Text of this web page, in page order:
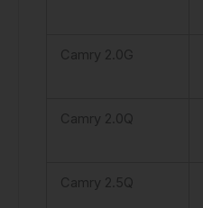
Camry 2.0G
Camry 2.0Q
Camry 2.5Q